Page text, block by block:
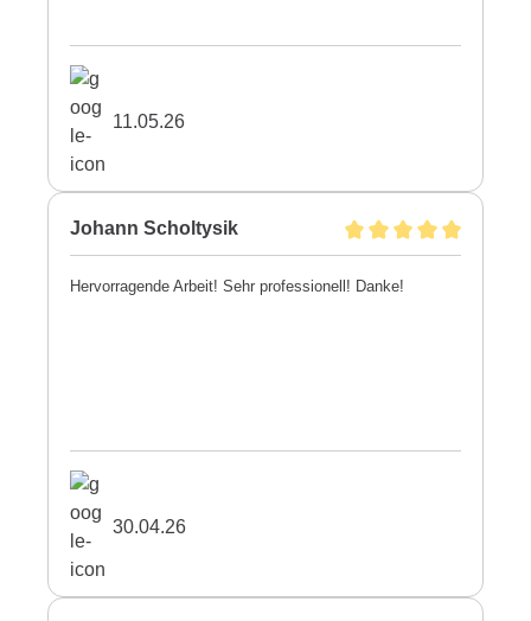
11.05.26
Johann Scholtysik
Hervorragende Arbeit! Sehr professionell! Danke!
30.04.26